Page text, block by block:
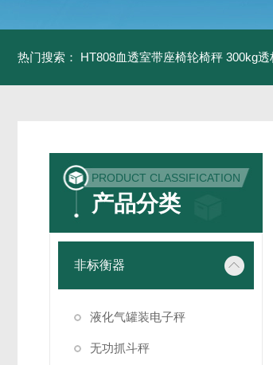
热门搜索： HT808血透室带座椅轮椅秤 300kg
PRODUCT CLASSIFICATION
产品分类
非标衡器
液化气罐装电子秤
无功抓斗秤